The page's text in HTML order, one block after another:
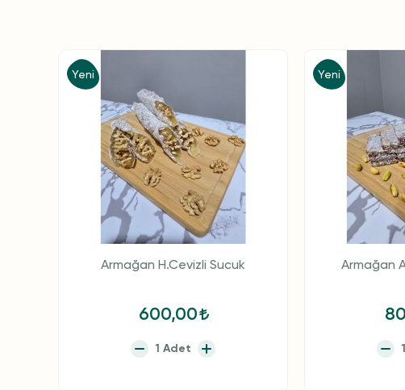
Yeni
Armağan H.Cevizli Sucuk
600,00
Yeni
Armağan